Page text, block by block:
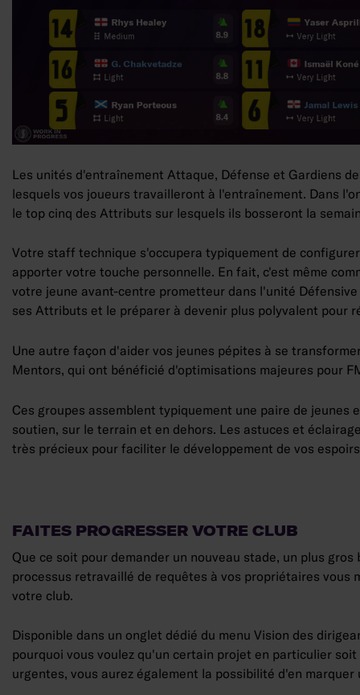
Les unités d'entraînement Attaque, Défense et Gardiens
lesquels vos joueurs travailleront à l'entraînement. Dans
le top cinq des Attributs sur lesquels ils bosseront la
Votre staff technique s'occupera typiquement de
apporter votre touche personnelle. En fait, c'est même
votre jeune avant-centre prometteur dans l'unité
ses Attributs et le préparer à devenir plus polyvalent
Une autre façon d'aider vos jeunes pépites à se
Mentors, qui ont bénéficié d'optimisations majeures pour
Ces groupes assemblent typiquement une paire de
soutien, sur le terrain et en dehors. Les astuces et
très précieux pour faciliter le développement de vos
FAITES PROGRESSER VOTRE CLUB
Que ce soit pour demander un nouveau stade, un plus
processus retravaillé de requêtes à vos propriétaires vous
votre club.
Disponible dans un onglet dédié du menu Vision des
pourquoi vous voulez qu'un certain projet en particulier
urgentes, vous aurez également la possibilité d'en